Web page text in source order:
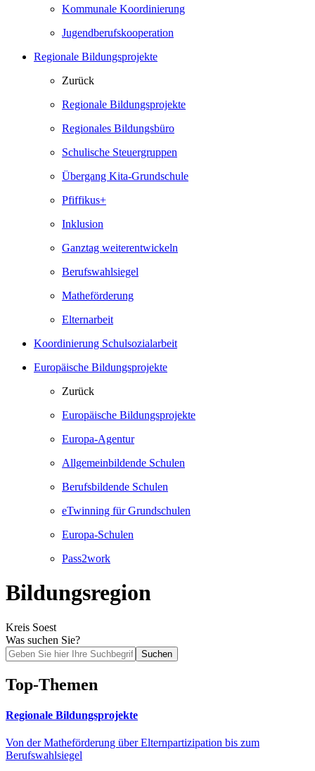
Kommunale Koordinierung
Jugendberufskooperation
Regionale Bildungsprojekte
Zurück
Regionale Bildungsprojekte
Regionales Bildungsbüro
Schulische Steuergruppen
Übergang Kita-Grundschule
Pfiffikus+
Inklusion
Ganztag weiterentwickeln
Berufswahlsiegel
Matheförderung
Elternarbeit
Koordinierung Schulsozialarbeit
Europäische Bildungsprojekte
Zurück
Europäische Bildungsprojekte
Europa-Agentur
Allgemeinbildende Schulen
Berufsbildende Schulen
eTwinning für Grundschulen
Europa-Schulen
Pass2work
Bildungsregion
Kreis Soest
Was suchen Sie?
Suchen
Top-Themen
Regionale Bildungsprojekte
Von der Matheförderung über Elternpartizipation bis zum
Berufswahlsiegel